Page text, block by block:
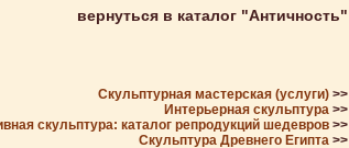
вернуться в каталог "Античность"
Скульптурная мастерская (услуги) >>
Интерьерная скульптура >>
скульптура: каталог репродукций шедевров >>
Скульптура Древнего Египта >>